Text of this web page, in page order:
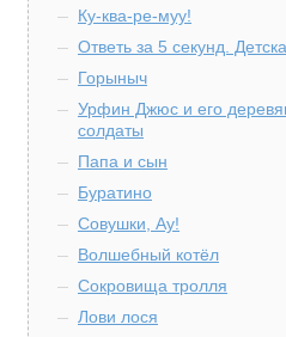
Ку-ква-ре-муу!
Ответь за 5 секунд.
Горыныч
Урфин Джюс и его
солдаты
Папа и сын
Буратино
Совушки, Ау!
Волшебный котёл
Сокровища тролля
Лови лося